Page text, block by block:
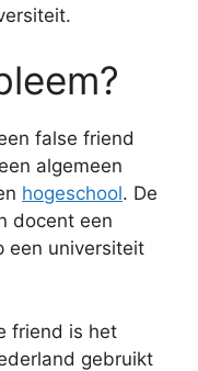
false friend
algemeen
hogeschool. De
docent een
een universiteit
friend is het
gebruikt